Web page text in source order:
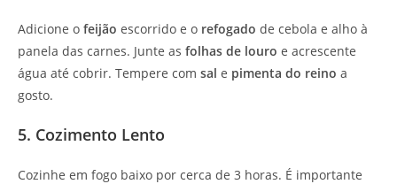
Adicione o feijão escorrido e o refogado de cebola e alho à
panela das carnes. Junte as folhas de louro e acrescente
água até cobrir. Tempere com sal e pimenta do reino a
gosto.
5. Cozimento Lento
Cozinhe em fogo baixo por cerca de 3 horas. É importante